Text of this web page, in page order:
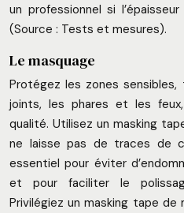
un professionnel si
(Source : Tests et mesures).
Le masquage
Protégez les zones
joints, les phares et les
qualité. Utilisez un masking
ne laisse pas de traces de
essentiel pour éviter
et pour faciliter le
Privilégiez un masking tape de